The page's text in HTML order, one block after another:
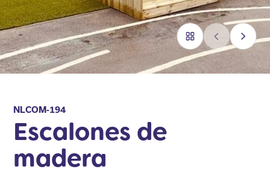
NLCOM-194
Escalones de
madera